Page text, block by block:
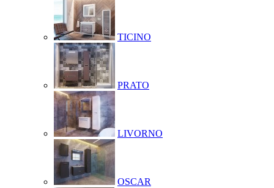
TICINO
PRATO
LIVORNO
OSCAR